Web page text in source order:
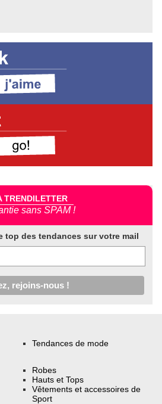
TRENDILETTER
sans SPAM !
top des tendances sur votre mail
Tendances de mode
Robes
Hauts et Tops
Vêtements et accessoires de
Sport